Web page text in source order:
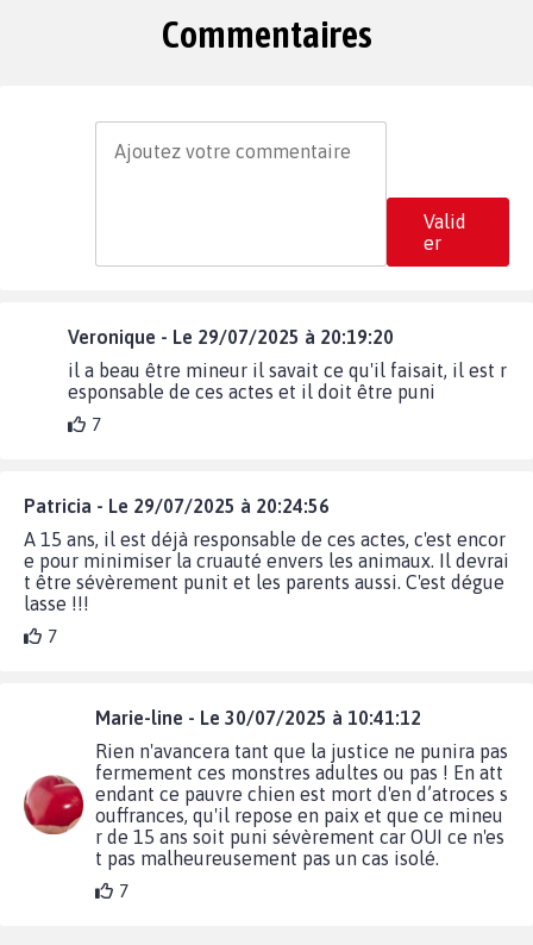
Commentaires
Valid
er
Veronique - Le 29/07/2025 à 20:19:20
il a beau être mineur il savait ce qu'il faisait, il est r
esponsable de ces actes et il doit être puni
7
Patricia - Le 29/07/2025 à 20:24:56
A 15 ans, il est déjà responsable de ces actes, c'est encor
e pour minimiser la cruauté envers les animaux. Il devrai
t être sévèrement punit et les parents aussi. C'est dégue
lasse !!!
7
Marie-line - Le 30/07/2025 à 10:41:12
Rien n'avancera tant que la justice ne punira pas
fermement ces monstres adultes ou pas ! En att
endant ce pauvre chien est mort d'en d’atroces s
ouffrances, qu'il repose en paix et que ce mineu
r de 15 ans soit puni sévèrement car OUI ce n'es
t pas malheureusement pas un cas isolé.
7